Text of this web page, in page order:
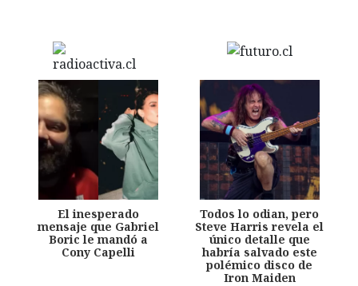
El inesperado
mensaje que Gabriel
Boric le mandó a
Cony Capelli
Todos lo odian, pero
Steve Harris revela el
único detalle que
habría salvado este
polémico disco de
Iron Maiden